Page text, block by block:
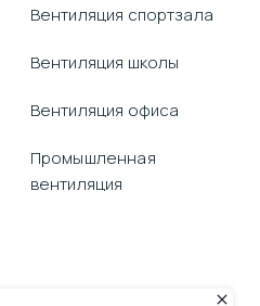
Вентиляция спортзала
Вентиляция школы
Вентиляция офиса
Промышленная
вентиляция